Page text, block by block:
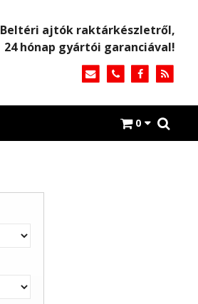
Beltéri ajtók raktárkészletről,
24 hónap gyártói garanciával!
0